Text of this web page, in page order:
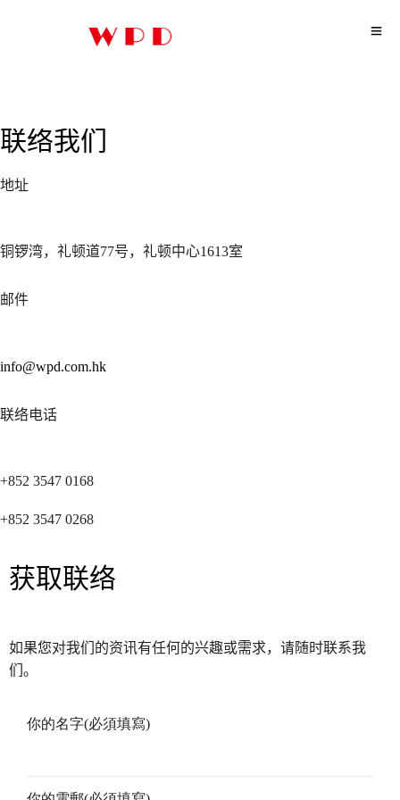
联络我们
地址
铜锣湾，礼顿道77号，礼顿中心1613室
邮件
info@wpd.com.hk
联络电话
+852 3547 0168
+852 3547 0268
获取联络
如果您对我们的资讯有任何的兴趣或需求，请随时联系我
们。
你的名字(必須填寫)